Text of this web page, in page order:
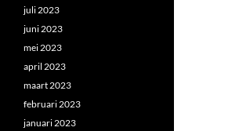
juli 2023
juni 2023
mei 2023
april 2023
maart 2023
februari 2023
januari 2023